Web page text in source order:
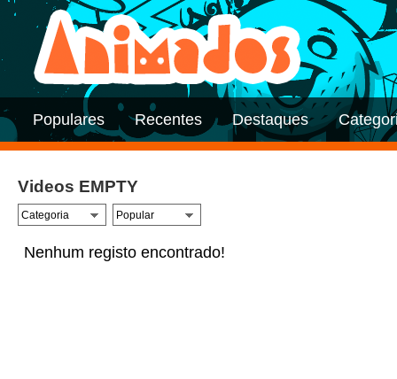
Populares Recentes Destaques
Videos EMPTY
Nenhum registo encontrado!